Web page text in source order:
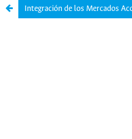
Integración de los Mercados